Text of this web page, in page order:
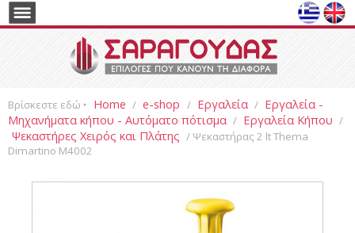
Βρίσκεστε εδώ ‣ Home / e-shop / Εργαλεία / Εργαλεία -
Μηχανήματα κήπου - Αυτόματο πότισμα / Εργαλεία Κήπου /
Ψεκαστήρες Χειρός και Πλάτης / Ψεκαστήρας 2 lt Thema
Dimartino M4002